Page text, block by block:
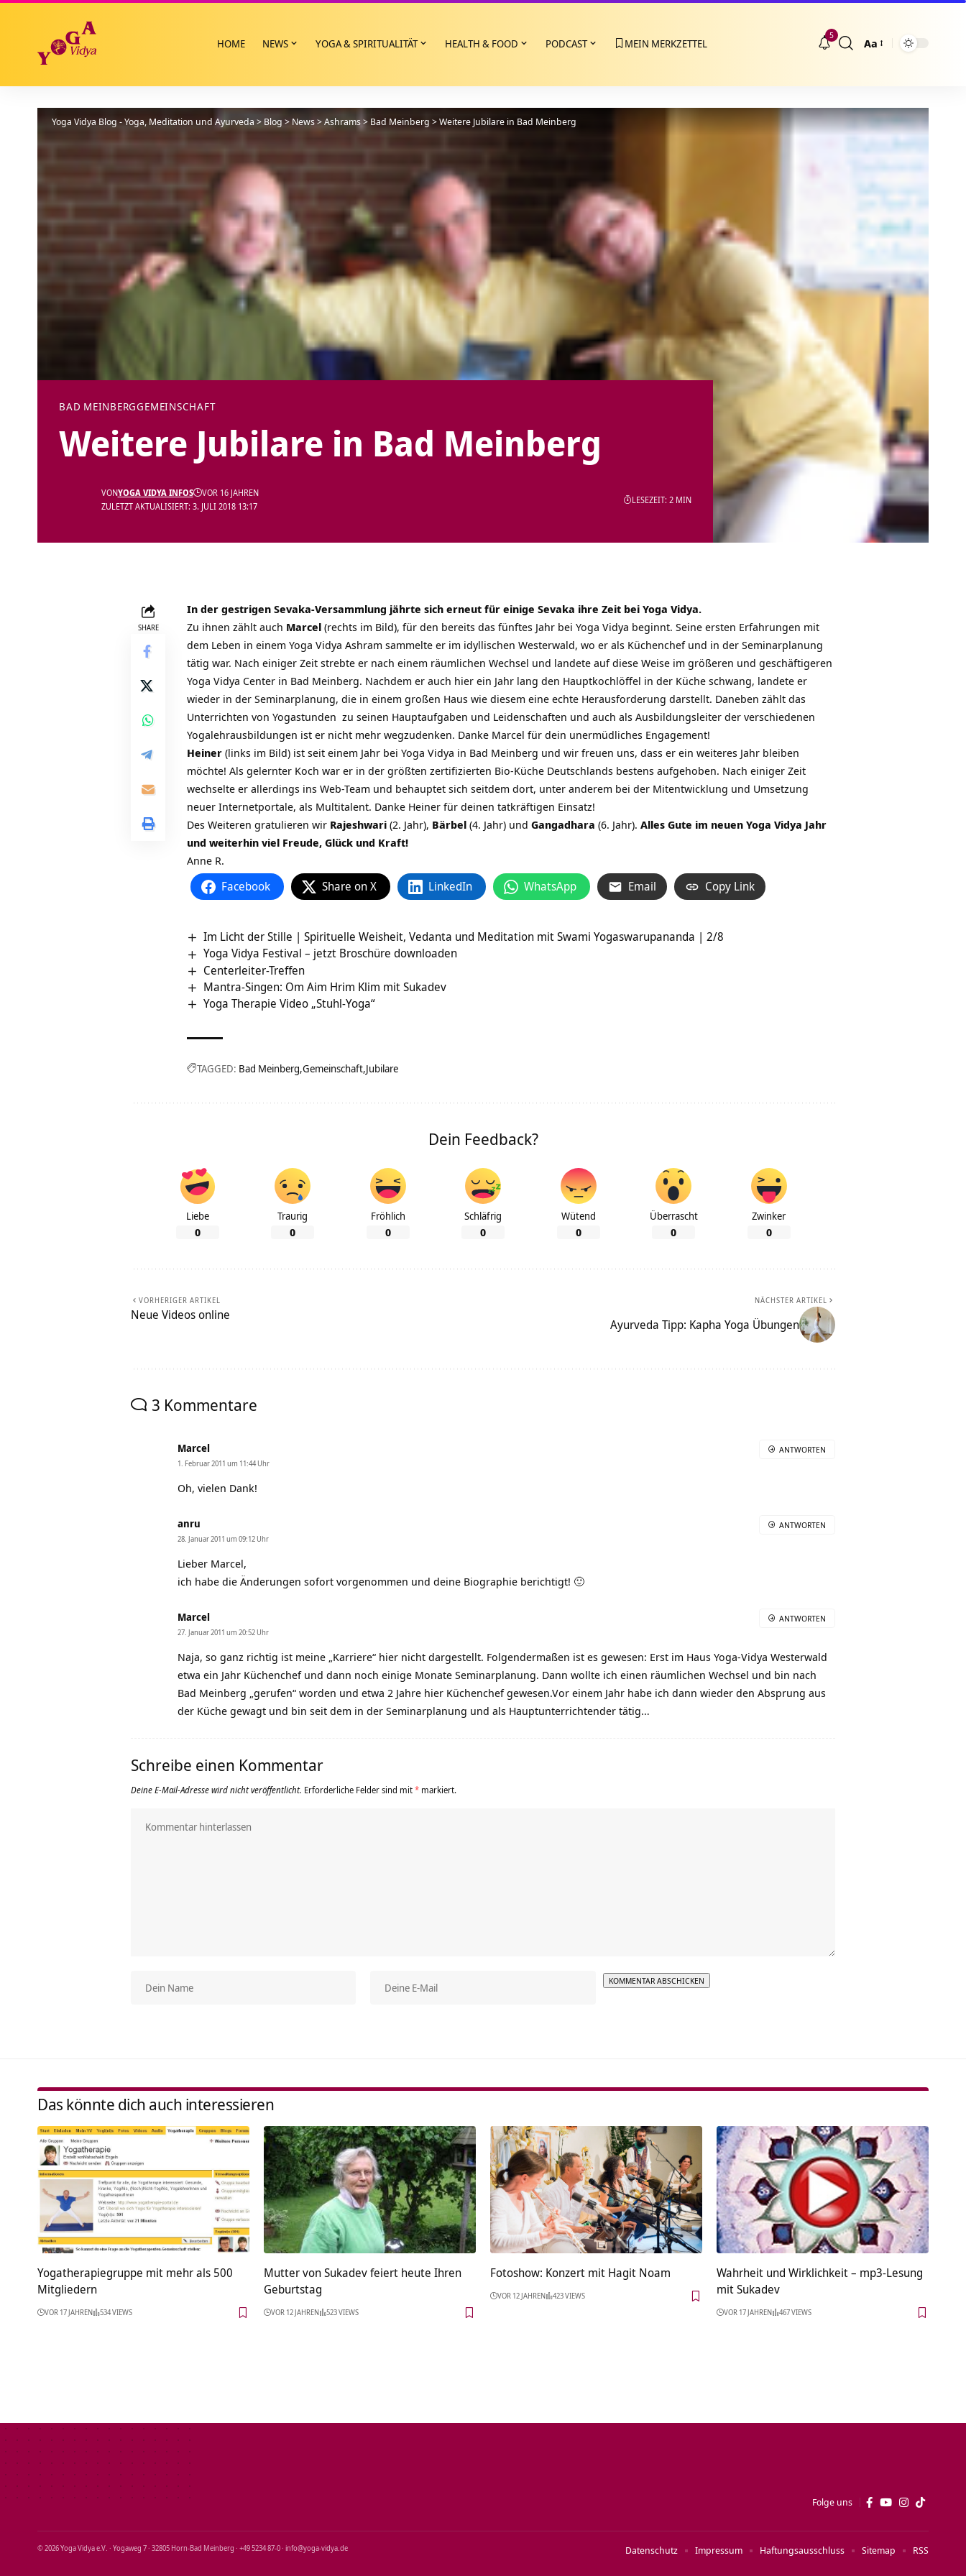
HOME NEWS YOGA & SPIRITUALITÄT HEALTH & FOOD PODCAST MEIN MERKZETTEL
5
Größenänderung
Aa
Yoga Vidya Blog - Yoga, Meditation und Ayurveda > Blog > News>Ashrams> Bad Meinberg >Weitere Jubilare in Bad Meinberg
BAD MEINBERGGEMEINSCHAFT
Weitere Jubilare in Bad Meinberg
ZULETZT AKTUALISIERT: 3. JULI 2018 13:17
VONYOGA VIDYA INFOS VOR 16 JAHREN
LESEZEIT: 2 MIN
SHARE
In der gestrigen Sevaka-Versammlung jährte sich erneut für einige Sevaka ihre Zeit bei Yoga Vidya.
Zu ihnen zählt auch Marcel (rechts im Bild), für den bereits das fünftes Jahr bei Yoga Vidya beginnt. Seine ersten Erfahrungen mit
dem Leben in einem Yoga Vidya Ashram sammelte er im idyllischen Westerwald, wo er als Küchenchef und in der Seminarplanung
tätig war. Nach einiger Zeit strebte er nach einem räumlichen Wechsel und landete auf diese Weise im größeren und geschäftigeren
Yoga Vidya Center in Bad Meinberg. Nachdem er auch hier ein Jahr lang den Hauptkochlöffel in der Küche schwang, landete er
wieder in der Seminarplanung, die in einem großen Haus wie diesem eine echte Herausforderung darstellt. Daneben zählt das
Unterrichten von Yogastunden zu seinen Hauptaufgaben und Leidenschaften und auch als Ausbildungsleiter der verschiedenen
Yogalehrausbildungen ist er nicht mehr wegzudenken. Danke Marcel für dein unermüdliches Engagement!
Heiner (links im Bild) ist seit einem Jahr bei Yoga Vidya in Bad Meinberg und wir freuen uns, dass er ein weiteres Jahr bleiben
möchte! Als gelernter Koch war er in der größten zertifizierten Bio-Küche Deutschlands bestens aufgehoben. Nach einiger Zeit
wechselte er allerdings ins Web-Team und behauptet sich seitdem dort, unter anderem bei der Mitentwicklung und Umsetzung
neuer Internetportale, als Multitalent. Danke Heiner für deinen tatkräftigen Einsatz!
Des Weiteren gratulieren wir Rajeshwari (2. Jahr), Bärbel (4. Jahr) und Gangadhara (6. Jahr). Alles Gute im neuen Yoga Vidya Jahr
und weiterhin viel Freude, Glück und Kraft!
Anne R.
Facebook Share on X LinkedIn WhatsApp Email Copy Link
Im Licht der Stille | Spirituelle Weisheit, Vedanta und Meditation mit Swami Yogaswarupananda | 2/8
Yoga Vidya Festival – jetzt Broschüre downloaden
Centerleiter-Treffen
Mantra-Singen: Om Aim Hrim Klim mit Sukadev
Yoga Therapie Video „Stuhl-Yoga“
TAGGED: Bad Meinberg Gemeinschaft Jubilare
Dein Feedback?
Liebe
0
Traurig
0
Fröhlich
0
Schläfrig
0
Wütend
0
Überrascht
0
Zwinker
0
VORHERIGER ARTIKEL
Neue Videos online
NÄCHSTER ARTIKEL
Ayurveda Tipp: Kapha Yoga Übungen
3 Kommentare
Marcel
1. Februar 2011 um 11:44 Uhr
Oh, vielen Dank!
ANTWORTEN
anru
28. Januar 2011 um 09:12 Uhr
Lieber Marcel,
ich habe die Änderungen sofort vorgenommen und deine Biographie berichtigt! 🙂
ANTWORTEN
Marcel
27. Januar 2011 um 20:52 Uhr
Naja, so ganz richtig ist meine „Karriere“ hier nicht dargestellt. Folgendermaßen ist es gewesen: Erst im Haus Yoga-Vidya Westerwald
etwa ein Jahr Küchenchef und dann noch einige Monate Seminarplanung. Dann wollte ich einen räumlichen Wechsel und bin nach
Bad Meinberg „gerufen“ worden und etwa 2 Jahre hier Küchenchef gewesen.Vor einem Jahr habe ich dann wieder den Absprung aus
der Küche gewagt und bin seit dem in der Seminarplanung und als Hauptunterrichtender tätig…
ANTWORTEN
Schreibe einen Kommentar
Deine E-Mail-Adresse wird nicht veröffentlicht. Erforderliche Felder sind mit* markiert.
Das könnte dich auch interessieren
Yogatherapiegruppe mit mehr als 500
Mitgliedern
VOR 17 JAHREN 534 VIEWS
Mutter von Sukadev feiert heute Ihren
Geburtstag
VOR 12 JAHREN 523 VIEWS
Fotoshow: Konzert mit Hagit Noam
VOR 12 JAHREN 423 VIEWS
Wahrheit und Wirklichkeit – mp3-Lesung
mit Sukadev
VOR 17 JAHREN 467 VIEWS
Folge uns
© 2026 Yoga Vidya e.V. · Yogaweg 7 · 32805 Horn‑Bad Meinberg · +49 5234 87‑0 · info@yoga‑vidya.de Datenschutz Impressum Haftungsausschluss Sitemap RSS